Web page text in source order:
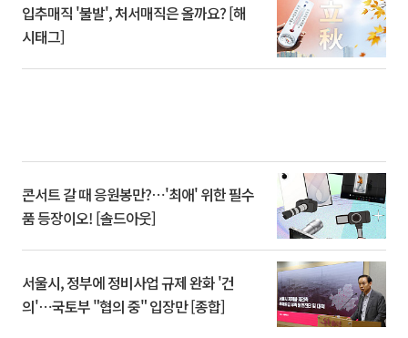
입추매직 '불발', 처서매직은 올까요? [해
시태그]
콘서트 갈 때 응원봉만?⋯'최애' 위한 필수
품 등장이오! [솔드아웃]
서울시, 정부에 정비사업 규제 완화 '건
의'⋯국토부 "협의 중" 입장만 [종합]